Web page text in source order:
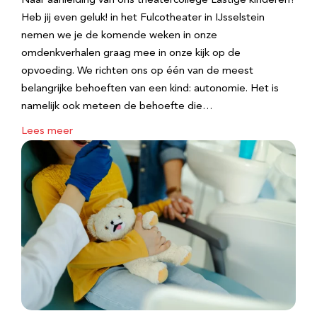
Heb jij even geluk! in het Fulcotheater in IJsselstein
nemen we je de komende weken in onze
omdenkverhalen graag mee in onze kijk op de
opvoeding. We richten ons op één van de meest
belangrijke behoeften van een kind: autonomie. Het is
namelijk ook meteen de behoefte die…
Lees meer